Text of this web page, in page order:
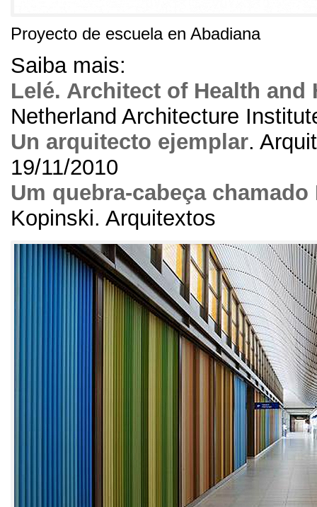
Proyecto de escuela en Abadiana
Saiba mais:
Lelé. Architect of Health and
Netherland Architecture
Un arquitecto ejemplar.
19/11/2010
Um quebra-cabeça chamado
Kopinski. Arquitextos